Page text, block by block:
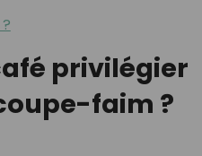
privilégier
faim ?